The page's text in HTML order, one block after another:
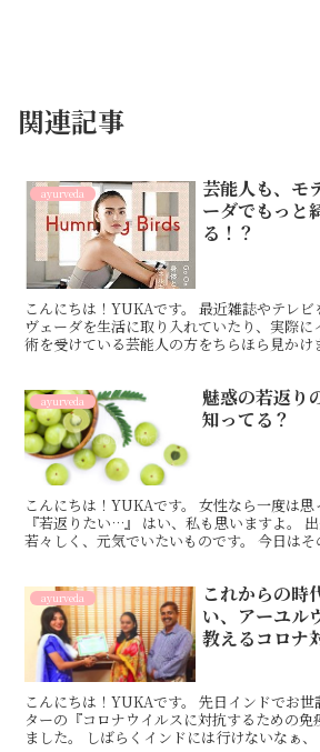
関連記事
ayurveda
芸能人も、モ
ーダでもっと
る！？
こんにちは！YUKAです。 最近雑誌やテレ
ヴェーダを生活に取り入れていたり、実際
術を受けている芸能人の方をちらほら見かけ
ayurveda
魅惑の若返り
知ってる？
こんにちは！YUKAです。 女性なら一度は
『若返りたい…』 はい、私も思いますよ。
若々しく、元気でいたいものです。 今日は
ayurveda
これからの時
い、アーユル
教えるコロナ
こんにちは！YUKAです。 先日インドでお
ターの『コロナウイルスに対抗するための
ました。 しばらくインドには行けないなぁ